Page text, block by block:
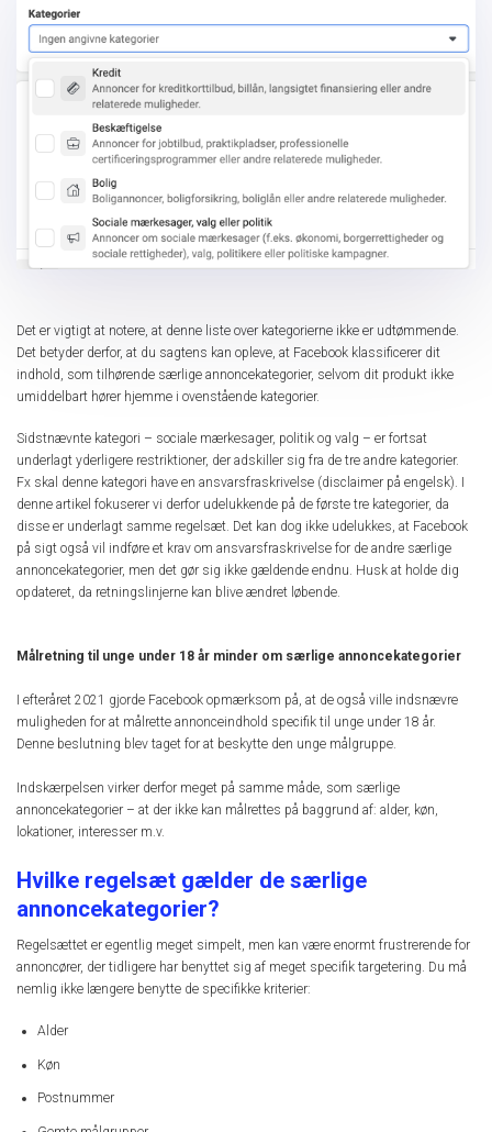
Det er vigtigt at notere, at denne liste over kategorierne ikke er udtømmende.
Det betyder derfor, at du sagtens kan opleve, at Facebook klassificerer dit
indhold, som tilhørende særlige annoncekategorier, selvom dit produkt ikke
umiddelbart hører hjemme i ovenstående kategorier.
Sidstnævnte kategori – sociale mærkesager, politik og valg – er fortsat
underlagt yderligere restriktioner, der adskiller sig fra de tre andre kategorier.
Fx skal denne kategori have en ansvarsfraskrivelse (disclaimer på engelsk). I
denne artikel fokuserer vi derfor udelukkende på de første tre kategorier, da
disse er underlagt samme regelsæt. Det kan dog ikke udelukkes, at Facebook
på sigt også vil indføre et krav om ansvarsfraskrivelse for de andre særlige
annoncekategorier, men det gør sig ikke gældende endnu. Husk at holde dig
opdateret, da retningslinjerne kan blive ændret løbende.
Målretning til unge under 18 år minder om særlige annoncekategorier
I efteråret 2021 gjorde Facebook opmærksom på, at de også ville indsnævre
muligheden for at målrette annonceindhold specifik til unge under 18 år.
Denne beslutning blev taget for at beskytte den unge målgruppe.
Indskærpelsen virker derfor meget på samme måde, som særlige
annoncekategorier – at der ikke kan målrettes på baggrund af: alder, køn,
lokationer, interesser m.v.
Hvilke regelsæt gælder de særlige
annoncekategorier?
Regelsættet er egentlig meget simpelt, men kan være enormt frustrerende for
annoncører, der tidligere har benyttet sig af meget specifik targetering. Du må
nemlig ikke længere benytte de specifikke kriterier:
Alder
Køn
Postnummer